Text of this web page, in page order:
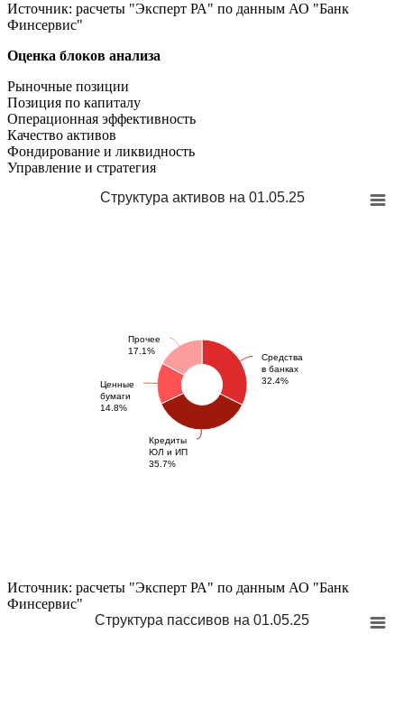
Источник: расчеты "Эксперт РА" по данным АО "Банк
Финсервис"
Оценка блоков анализа
Рыночные позиции
Позиция по капиталу
Операционная эффективность
Качество активов
Фондирование и ликвидность
Управление и стратегия
Структура активов на 01.05.25
Средства
в банках
32.4%
Кредиты
ЮЛ и ИП
35.7%
Ценные
бумаги
14.8%
Прочее
17.1%
Источник: расчеты "Эксперт РА" по данным АО "Банк
Финсервис"
Структура пассивов на 01.05.25